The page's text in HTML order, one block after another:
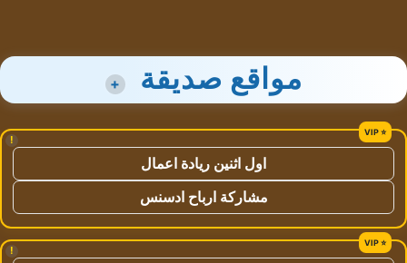
مواقع صديقة +
!
اول اثنين ريادة اعمال
مشاركة ارباح ادسنس
!